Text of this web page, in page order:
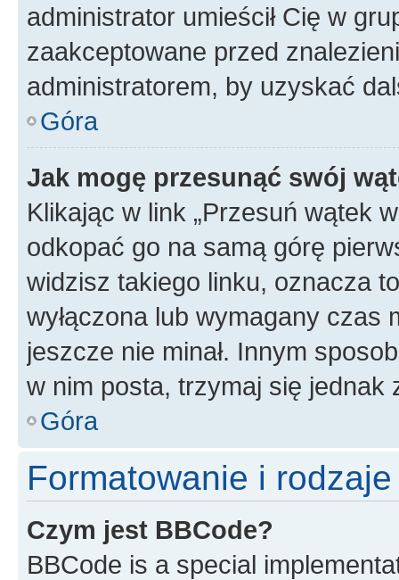
administrator umieścił Cię w
zaakceptowane przed
administratorem, by uzyskać
Góra
Jak mogę przesunąć swój
Klikając w link „Przesuń wątek
odkopać go na samą górę
widzisz takiego linku, oznacza
wyłączona lub wymagany czas
jeszcze nie minał. Innym
w nim posta, trzymaj się jednak
Góra
Formatowanie i
Czym jest BBCode?
BBCode is a special